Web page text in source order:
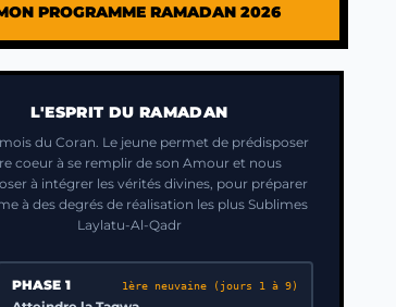
PROGRAMME RAMADAN 2026
L'ESPRIT DU RAMADAN
du Coran. Le jeune permet de prédisposer
coeur à se remplir de son Amour et nous
à intégrer les vérités divines, pour préparer
à des degrés de réalisation les plus Sublimes
Laylatu-Al-Qadr
PHASE 1 1ère neuvaine (jours 1 à 9)